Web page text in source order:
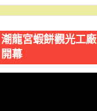
潮龍宮蝦餅觀光工廠
開幕